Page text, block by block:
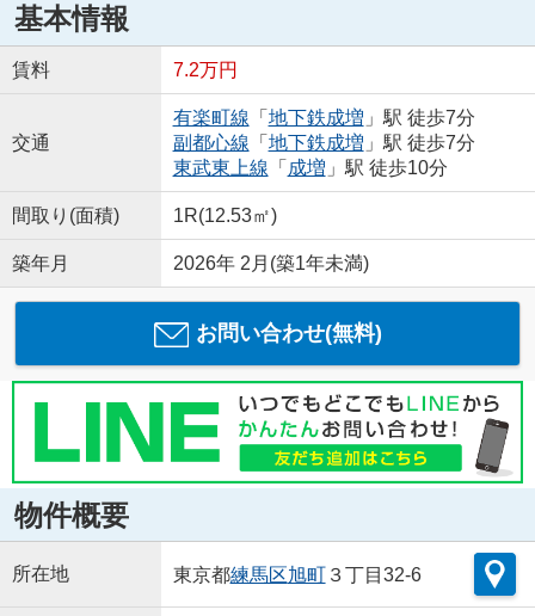
基本情報
賃料 7.2万円
交通
有楽町線 「 地下鉄成増 」駅 徒歩7分
副都心線 「 地下鉄成増 」駅 徒歩7分
東武東上線 「 成増 」駅 徒歩10分
間取り(面積) 1R(12.53㎡)
築年月 2026年 2月(築1年未満)
お問い合わせ(無料)
物件概要
所在地 東京都練馬区旭町３丁目32-6